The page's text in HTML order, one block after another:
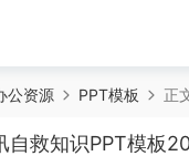
公资源 PPT模板 正
自救知识PPT模板